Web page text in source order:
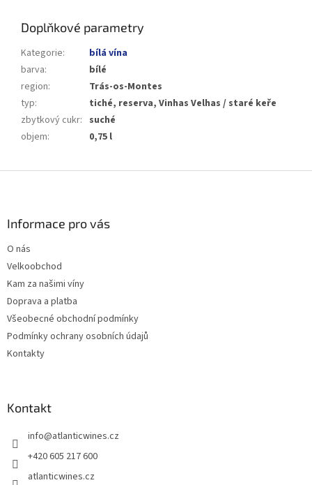
Doplňkové parametry
Kategorie:
bílá vína
barva:
bílé
region:
Trás-os-Montes
typ:
tiché, reserva, Vinhas Velhas / staré keře
zbytkový cukr: suché
objem: 0,75 l
Informace pro vás
O nás
Velkoobchod
Kam za našimi víny
Doprava a platba
Všeobecné obchodní podmínky
Podmínky ochrany osobních údajů
Kontakty
Kontakt
info@atlanticwines.cz
+420 605 217 600
atlanticwines.cz